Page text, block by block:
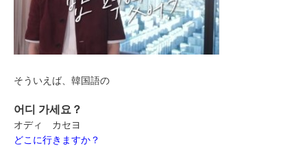
そういえば、韓国語の
어디 가세요？
オディ カセヨ
どこに行きますか？